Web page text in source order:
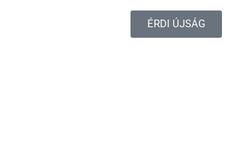
ÉRDI ÚJSÁG